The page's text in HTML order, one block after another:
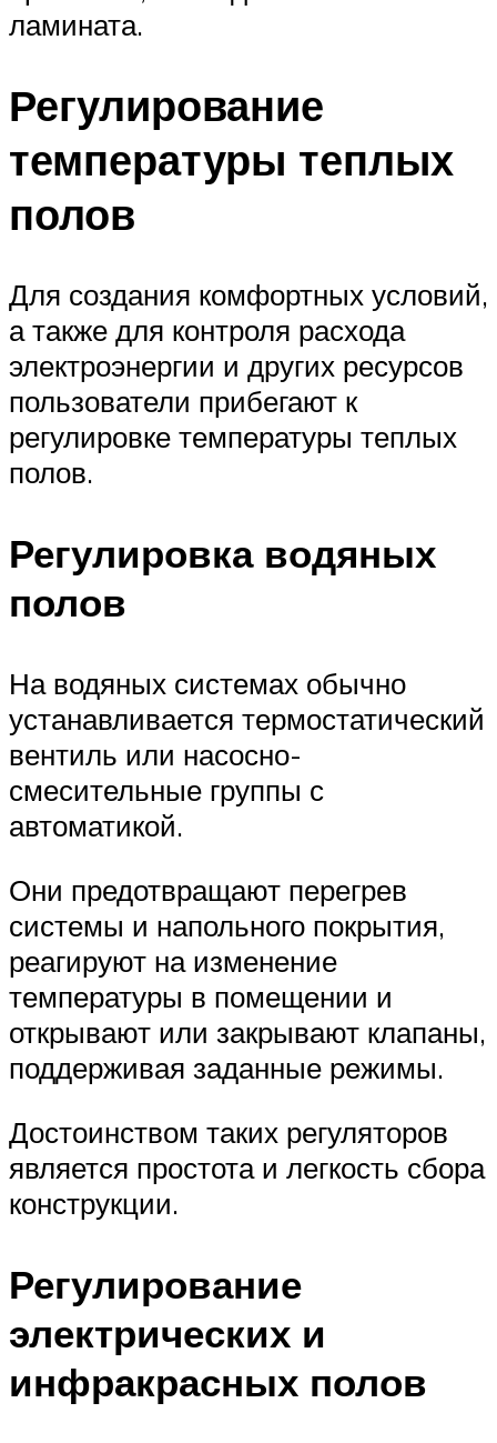
ламината.
Регулирование
температуры теплых
полов
Для создания комфортных условий,
а также для контроля расхода
электроэнергии и других ресурсов
пользователи прибегают к
регулировке температуры теплых
полов.
Регулировка водяных
полов
На водяных системах обычно
устанавливается термостатический
вентиль или насосно-
смесительные группы с
автоматикой.
Они предотвращают перегрев
системы и напольного покрытия,
реагируют на изменение
температуры в помещении и
открывают или закрывают клапаны,
поддерживая заданные режимы.
Достоинством таких регуляторов
является простота и легкость сбора
конструкции.
Регулирование
электрических и
инфракрасных полов